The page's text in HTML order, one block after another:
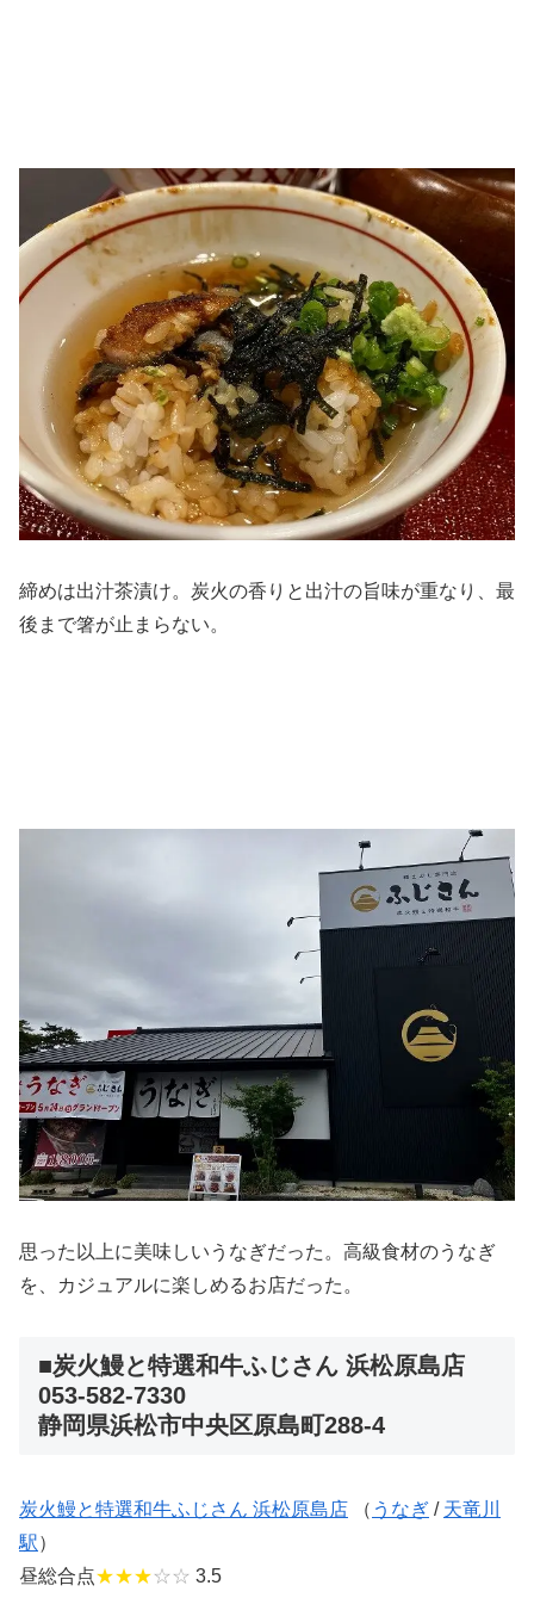
締めは出汁茶漬け。炭火の香りと出汁の旨味が重なり、最
後まで箸が止まらない。
思った以上に美味しいうなぎだった。高級食材のうなぎ
を、カジュアルに楽しめるお店だった。
■炭火鰻と特選和牛ふじさん 浜松原島店
053-582-7330
静岡県浜松市中央区原島町288-4
炭火鰻と特選和牛ふじさん 浜松原島店 （ うなぎ / 天竜川
駅）
昼総合点★★★☆☆ 3.5